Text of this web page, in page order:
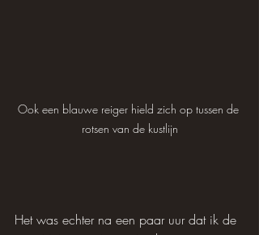
Ook een blauwe reiger hield zich op tussen de
rotsen van de kustlijn
Het was echter na een paar uur dat ik de